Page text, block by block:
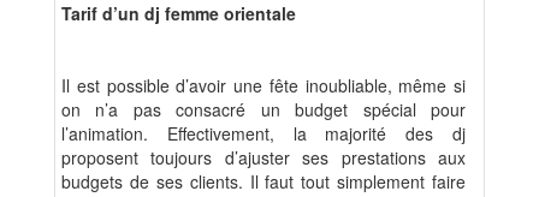
Tarif d’un dj femme orientale
Il est possible d’avoir une fête inoubliable, même si
on n’a pas consacré un budget spécial pour
l’animation. Effectivement, la majorité des dj
proposent toujours d’ajuster ses prestations aux
budgets de ses clients. Il faut tout simplement faire